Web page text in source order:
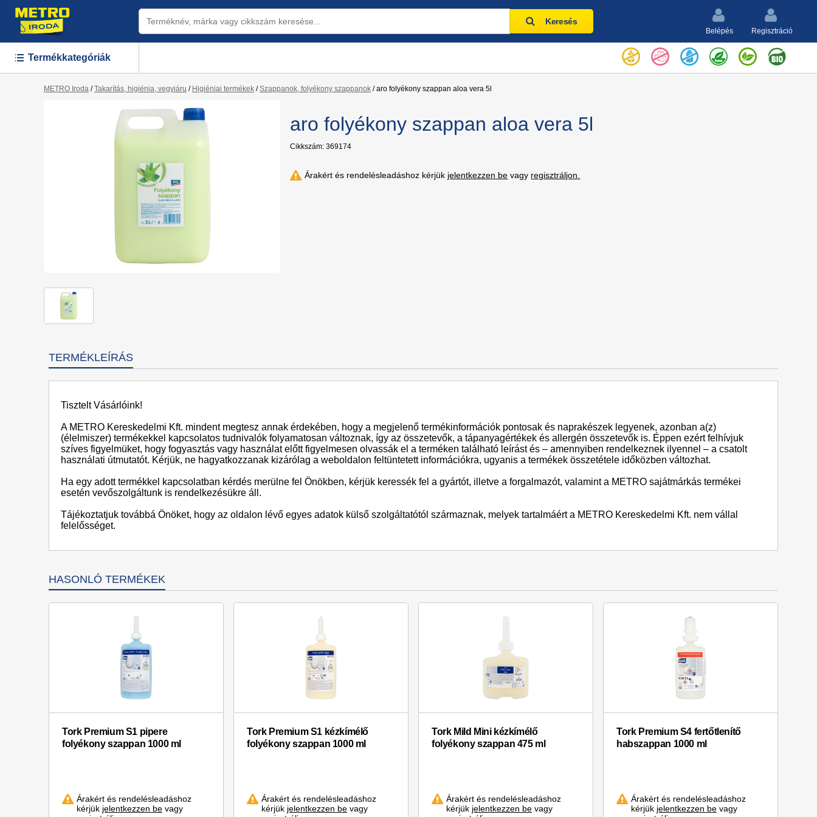
Keresés
Belépés Regisztráció
Termékkategóriák
METRO Iroda /Takarítás, higiénia, vegyiáru / Higiéniai termékek /Szappanok, folyékony szappanok /aro folyékony szappan aloa vera 5l
aro folyékony szappan aloa vera 5l
Cikkszám: 369174
Árakért és rendelésleadáshoz kérjük jelentkezzen be vagy regisztráljon.
TERMÉKLEÍRÁS
Tisztelt Vásárlóink!
A METRO Kereskedelmi Kft. mindent megtesz annak érdekében, hogy a megjelenő termékinformációk pontosak és naprakészek legyenek, azonban a(z)
(élelmiszer) termékekkel kapcsolatos tudnivalók folyamatosan változnak, így az összetevők, a tápanyagértékek és allergén összetevők is. Éppen ezért felhívjuk
szíves figyelmüket, hogy fogyasztás vagy használat előtt figyelmesen olvassák el a terméken található leírást és – amennyiben rendelkeznek ilyennel – a csatolt
használati útmutatót. Kérjük, ne hagyatkozzanak kizárólag a weboldalon feltüntetett információkra, ugyanis a termékek összetétele időközben változhat.
Ha egy adott termékkel kapcsolatban kérdés merülne fel Önökben, kérjük keressék fel a gyártót, illetve a forgalmazót, valamint a METRO sajátmárkás termékei
esetén vevőszolgáltunk is rendelkezésükre áll.
Tájékoztatjuk továbbá Önöket, hogy az oldalon lévő egyes adatok külső szolgáltatótól származnak, melyek tartalmáért a METRO Kereskedelmi Kft. nem vállal
felelősséget.
HASONLÓ TERMÉKEK
Tork Premium S1 pipere
folyékony szappan 1000 ml
Árakért és rendelésleadáshoz
kérjük jelentkezzen be vagy
Tork Premium S1 kézkímélő
folyékony szappan 1000 ml
Árakért és rendelésleadáshoz
kérjük jelentkezzen be vagy
Tork Mild Mini kézkímélő
folyékony szappan 475 ml
Árakért és rendelésleadáshoz
kérjük jelentkezzen be vagy
Tork Premium S4 fertőtlenítő
habszappan 1000 ml
Árakért és rendelésleadáshoz
kérjük jelentkezzen be vagy